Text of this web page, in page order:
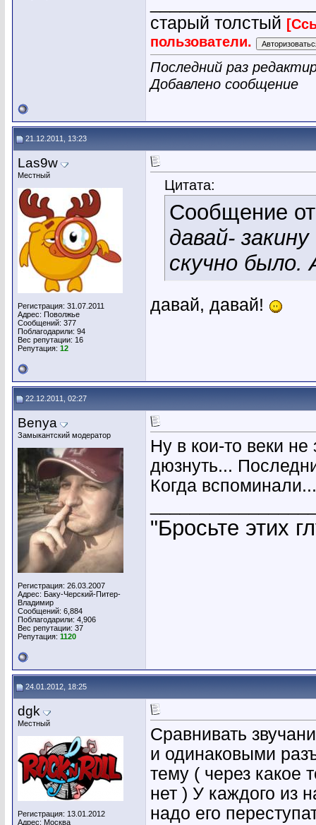
старый толстый
пользователи.
Последний раз
Добавлено сообщение
21.12.2011, 13:23
Las9w
Местный
Регистрация: 31.07.2011
Адрес: Поволжье
Сообщений: 377
Поблагодарили: 94
Вес репутации: 16
Репутация: 12
Цитата:
Сообщение
давай-
скучно было.
давай, давай!
22.12.2011, 02:27
Benya
Замыкантский модератор
Регистрация: 26.03.2007
Адрес: Баку-Черский-Питер-
Владимир
Сообщений: 6,884
Поблагодарили: 4,906
Вес репутации: 37
Репутация: 1120
Ну в кои-то веки
дюзнуть...
Когда вспоминали...
"Бросьте этих
24.01.2012, 18:25
dgk
Местный
Регистрация: 13.01.2012
Адрес: Москва
Сравнивать
и одинаковыми
тему ( через какое
нет ) У каждого из
надо его